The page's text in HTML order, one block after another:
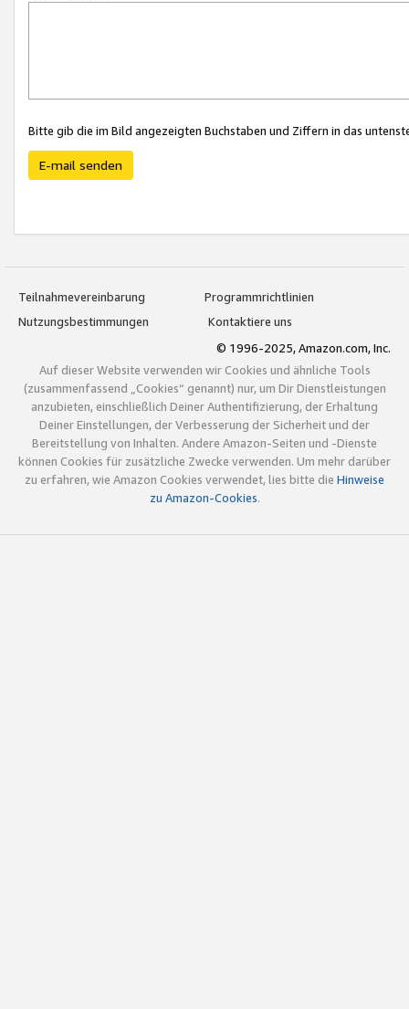
Bitte gib die im Bild angezeigten Buchstaben und Ziffern in das
E-mail senden
Teilnahmevereinbarung
Programmrichtlinien
Nutzungsbestimmungen
Kontaktiere uns
© 1996-2025, Amazon.com, Inc.
Auf dieser Website verwenden wir Cookies und ähnliche Tools
(zusammenfassend „Cookies“ genannt) nur, um Dir Dienstleistungen
anzubieten, einschließlich Deiner Authentifizierung, der Erhaltung
Deiner Einstellungen, der Verbesserung der Sicherheit und der
Bereitstellung von Inhalten. Andere Amazon-Seiten und -Dienste
können Cookies für zusätzliche Zwecke verwenden. Um mehr darüber
zu erfahren, wie Amazon Cookies verwendet, lies bitte die Hinweise
zu Amazon-Cookies.